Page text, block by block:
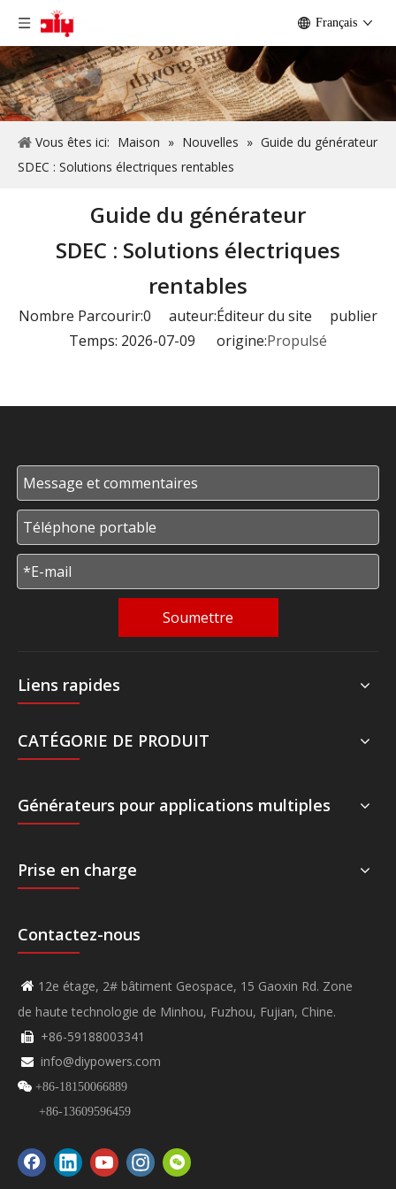
Français
Vous êtes ici: Maison » Nouvelles » Guide du générateur
SDEC : Solutions électriques rentables
Guide du générateur
SDEC : Solutions électriques
rentables
Nombre Parcourir:0 auteur:Éditeur du site publier
Temps: 2026-07-09 origine:Propulsé
Soumettre
Liens rapides
CATÉGORIE DE PRODUIT
Générateurs pour applications multiples
Prise en charge
Contactez-nous
 12e étage, 2# bâtiment Geospace, 15 Gaoxin Rd. Zone
de haute technologie de Minhou, Fuzhou, Fujian, Chine.
 +86-59188003341
 info@diypowers.com
 +86-18150066889
+86-13609596459